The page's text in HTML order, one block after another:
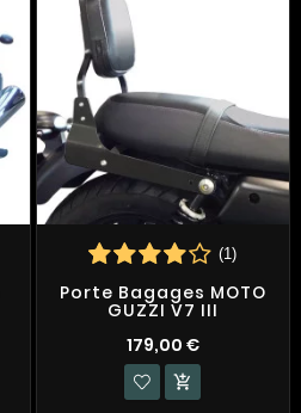
(1)
Porte Bagages MOTO
GUZZI V7 III
179,00 €
